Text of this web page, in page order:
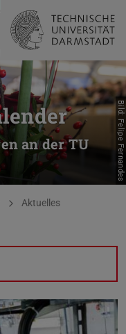
an der TU
Bild: Felipe Fernandes
Aktuelles